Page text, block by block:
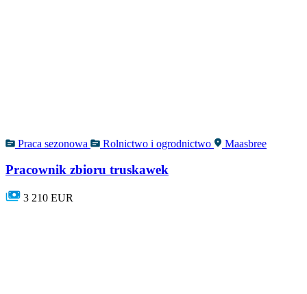
Praca sezonowa Rolnictwo i ogrodnictwo Maasbree
Pracownik zbioru truskawek
3 210 EUR